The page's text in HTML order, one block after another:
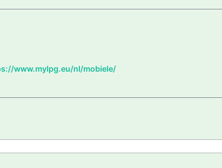
www.mylpg.eu/nl/mobiele/